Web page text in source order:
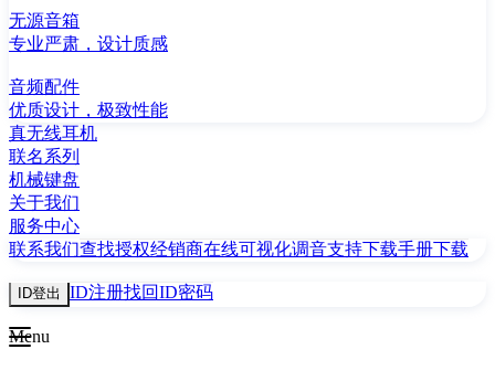
无源音箱
专业严肃，设计质感
音频配件
优质设计，极致性能
真无线耳机
联名系列
机械键盘
关于我们
服务中心
联系我们查找授权经销商在线可视化调音支持下载手册下载
ID登出 ID注册找回ID密码
Menu